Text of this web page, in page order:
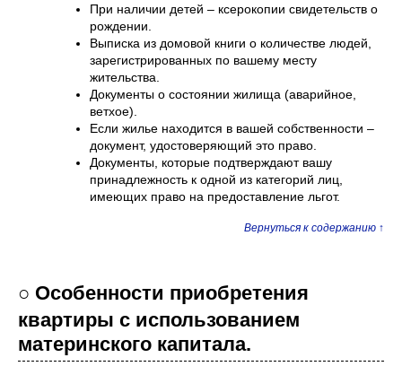
При наличии детей – ксерокопии свидетельств о
рождении.
Выписка из домовой книги о количестве людей,
зарегистрированных по вашему месту
жительства.
Документы о состоянии жилища (аварийное,
ветхое).
Если жилье находится в вашей собственности –
документ, удостоверяющий это право.
Документы, которые подтверждают вашу
принадлежность к одной из категорий лиц,
имеющих право на предоставление льгот.
Вернуться к содержанию ↑
○ Особенности приобретения
квартиры с использованием
материнского капитала.